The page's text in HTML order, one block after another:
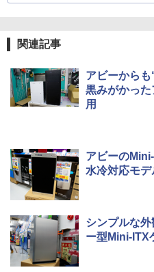
関連記事
アビーからも
黒みがかっ
用
アビーの
水冷対応モデ
シンプルな
ー型Mini-ITX